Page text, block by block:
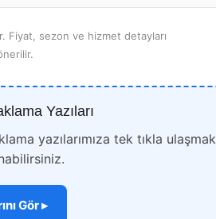
Fiyat, sezon ve hizmet detayları
Yazıları
yazılarımıza tek tıkla ulaşmak
Gör ▸